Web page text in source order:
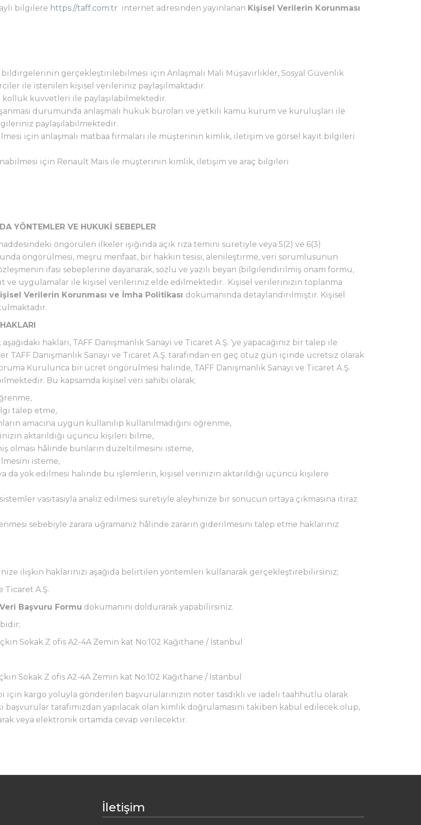
bilgilere https://taff.com.tr internet adresinden yayınlanan Kişisel Verilerin Korunması
bildirgelerinin gerçekleştirilebilmesi için Anlaşmalı Mali Müşavirlikler, Sosyal Güvenlik
ile istenilen kişisel verileriniz paylaşılmaktadır.
kolluk kuvvetleri ile paylaşılabilmektedir.
durumunda anlaşmalı hukuk büroları ve yetkili kamu kurum ve kuruluşları ile
paylaşılabilmektedir.
için anlaşmalı matbaa firmaları ile müşterinin kimlik, iletişim ve görsel kayıt bilgileri
için Renault Mais ile müşterinin kimlik, iletişim ve araç bilgileri
YÖNTEMLER VE HUKUKİ SEBEPLER
öngörülen ilkeler ışığında açık rıza temini suretiyle veya 5(2) ve 6(3)
öngörülmesi, meşru menfaat, bir hakkın tesisi, alenileştirme, veri sorumlusunun
ifası sebeplerine dayanarak, sözlü ve yazılı beyan (bilgilendirilmiş onam formu,
ve uygulamalar ile kişisel verileriniz elde edilmektedir. Kişisel verilerinizin toplanma
Verilerin Korunması ve İmha Politikası dokümanında detaylandırılmıştır. Kişisel
hakları, TAFF Danışmanlık Sanayi ve Ticaret A.Ş. ‘ye yapacağınız bir talep ile
Danışmanlık Sanayi ve Ticaret A.Ş. tarafından en geç otuz gün içinde ücretsiz olarak
Kurulunca bir ücret öngörülmesi halinde, TAFF Danışmanlık Sanayi ve Ticaret A.Ş.
Bu kapsamda kişisel veri sahibi olarak;
talep etme,
amacına uygun kullanılıp kullanılmadığını öğrenme,
aktarıldığı üçüncü kişileri bilme,
olması hâlinde bunların düzeltilmesini isteme,
isteme,
da yok edilmesi halinde bu işlemlerin, kişisel verinizin aktarıldığı üçüncü kişilere
vasıtasıyla analiz edilmesi suretiyle aleyhinize bir sonucun ortaya çıkmasına itiraz
sebebiyle zarara uğramanız hâlinde zararın giderilmesini talep etme haklarınız
ilişkin haklarınızı aşağıda belirtilen yöntemleri kullanarak gerçekleştirebilirsiniz;
Ticaret A.Ş.
Başvuru Formu dokümanını doldurarak yapabilirsiniz.
Sokak Z ofis A2-4A Zemin kat No:102 Kağıthane / İstanbul
Sokak Z ofis A2-4A Zemin kat No:102 Kağıthane / İstanbul
için kargo yoluyla gönderilen başvurularınızın noter tasdikli ve iadeli taahhütlü olarak
tarafımızdan yapılacak olan kimlik doğrulamasını takiben kabul edilecek olup,
veya elektronik ortamda cevap verilecektir.
İletişim